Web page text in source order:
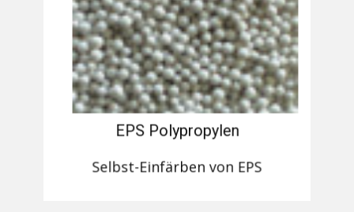
EPS Polypropylen
Selbst-Einfärben von EPS